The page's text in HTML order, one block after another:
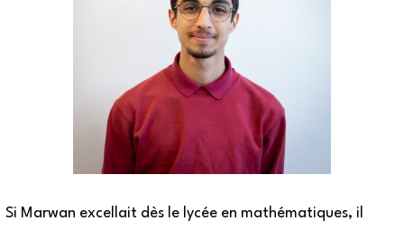
Si Marwan excellait dès le lycée en mathématiques, il